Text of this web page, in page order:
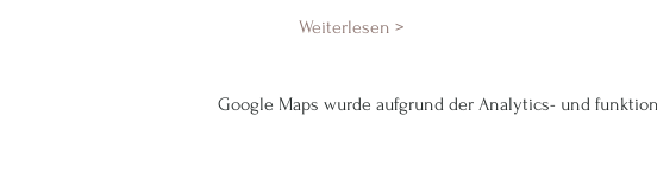
Weiterlesen >
Google Maps wurde aufgrund der Analytics- und